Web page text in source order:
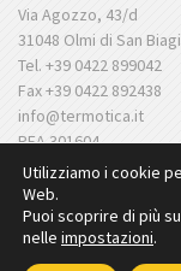
Via Agozzo, 43/d
31048 Olmi di San
Tel. +39 0422 899042
Fax +39 0422 892438
info@termotica.it
REA 301604
C.F./ P. IVA:
Utilizziamo i cookie
Web.
Puoi scoprire di più
nelle impostazioni.